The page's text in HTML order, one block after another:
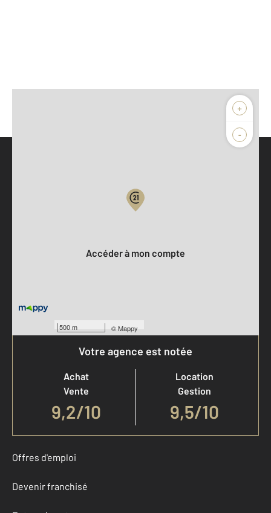
+
-
500 m ©Mappy
Accéder à mon compte
Votre agence est notée
Achat
Vente
9,2/10
Location
Gestion
9,5/10
Offres d'emploi
Devenir franchisé